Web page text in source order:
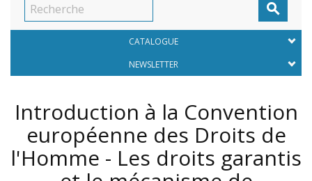

CATALOGUE
NEWSLETTER
Introduction à la Convention
européenne des Droits de
l'Homme - Les droits garantis